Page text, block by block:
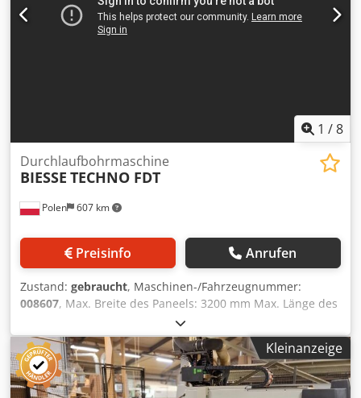
1 /8
Polen 607 km
Durchlaufbohrmaschine
BIESSE TECHNO FDT
Preisinfo Anrufen
Zustand: gebraucht, Maschinen-/Fahrzeugnummer:
008607, Max. Breite des Paneels: 3200 mm Max. Länge des
Paneels: 1000 mm Cjdpfszqz N Eex Akqsrf Anzahl
Aggregate: 6 Anzahl Aggregate: 4 Seitliche horizontale
Gruppen: ja
Kleinanzeige